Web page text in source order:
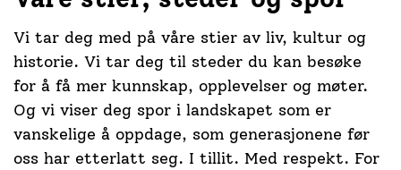
Vi tar deg med på våre stier av liv, kultur og
historie. Vi tar deg til steder du kan besøke
for å få mer kunnskap, opplevelser og møter.
Og vi viser deg spor i landskapet som er
vanskelige å oppdage, som generasjonene før
oss har etterlatt seg. I tillit. Med respekt. For